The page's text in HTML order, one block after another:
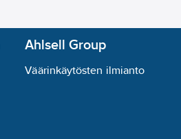
Ahlsell Group
Väärinkäytösten ilmianto